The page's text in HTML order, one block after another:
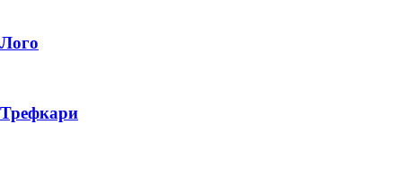
Лого
Трефкари